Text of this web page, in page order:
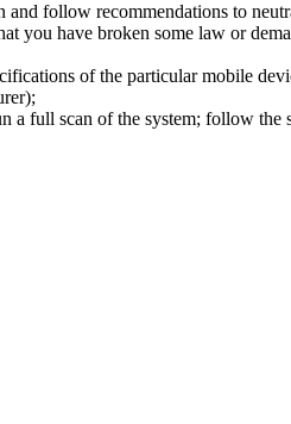
follow recommendations to
you have broken some law or
of the particular mobile
full scan of the system; follow the